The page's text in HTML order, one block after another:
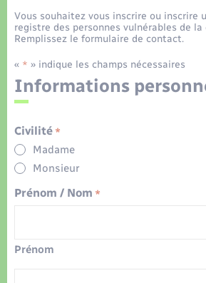
Seniors
Nouvel habitant
Numérique
Organisation d’événement
Vous souhaitez vous inscrire ou inscrire
registre des personnes vulnérables de la
Remplissez le formulaire de contact.
« * » indique les champs nécessaires
Informations
Civilité *
Madame
Monsieur
Prénom / Nom *
Prénom